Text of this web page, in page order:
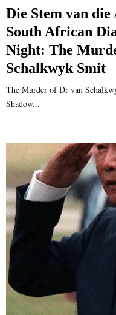
Die Stem van
South African
Night: The
Schalkwyk Smit
The Murder of Dr van
Shadow...